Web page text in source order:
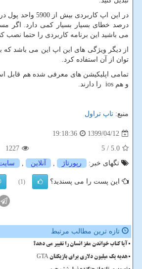
درصد خطای بسیار بسیار کمی دارد. اگر
می باشید این برنامه کاربردی را حتما نصب
از دیگر ویژگی های این اپ این می باشد که
توان از آن استفاده کرد.
تمامی اپلیکیشن های معرفی شده هم قابل
و هم ios را دارند.
منبع: تاپ تراول
1399/04/12
19:18:36
5.0
/ 5
1227
تگهای خبر:
رپورتاژ , آنلاین ,
این پست را می پسندید؟ (1)
تازه ترین مطالب مرتبط
آیا کتاب خواندن مغز انسان را تغییر می دهد؟
هدیه یک میلیون دلاری برای بازیکنان GTA